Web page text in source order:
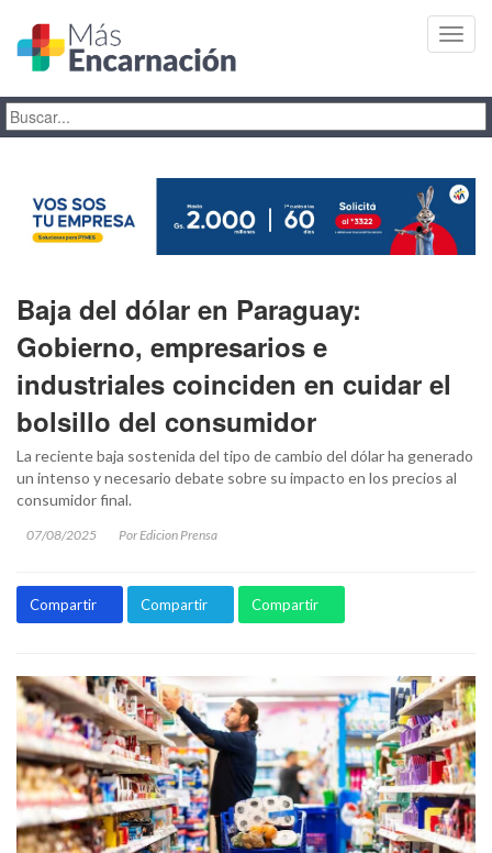
Baja del dólar en Paraguay:
Gobierno, empresarios e
industriales coinciden en cuidar el
bolsillo del consumidor
La reciente baja sostenida del tipo de cambio del dólar ha generado
un intenso y necesario debate sobre su impacto en los precios al
consumidor final.
07/08/2025 Por Edicion Prensa
Compartir Compartir Compartir